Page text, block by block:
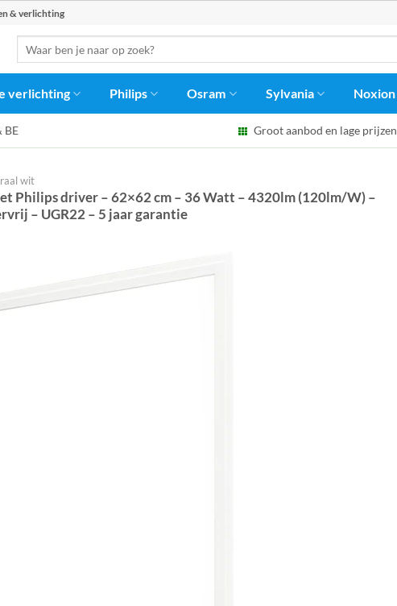
& verlichting
naar:
verlichting Philips Osram Sylvania Noxion
BE Groot aanbod en lage prijzen
wit
Philips driver – 62×62 cm – 36 Watt – 4320lm (120lm/W) –
– UGR22 – 5 jaar garantie